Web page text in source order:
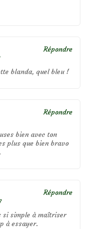
blanda, quel bleu !
Répondre
bien avec ton
plus que bien bravo
Répondre
si simple à maîtriser
à essayer.
Répondre